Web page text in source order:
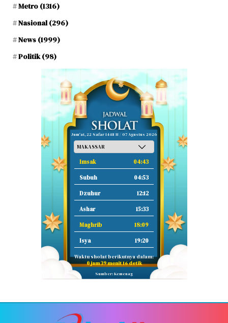
Metro (1316)
Nasional(296)
News (1999)
Politik(98)
Jum'at, 22 Safar 1448 H / 07 Agustus 2026
Imsak 04:43
Subuh 04:53
Dzuhur 12:12
Ashar 15:33
Maghrib 18:09
Isya 19:20
Waktu sholat berikutnya dalam:
0 jam 39 menit 16 detik
Sumber: Kemenag